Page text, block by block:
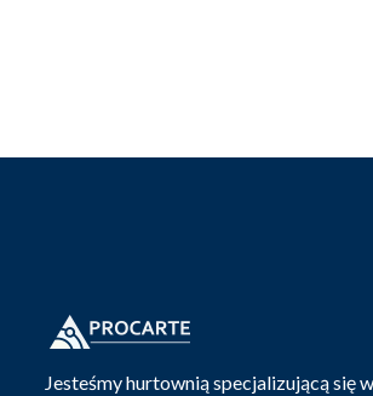
Jesteśmy hurtownią specjalizującą się